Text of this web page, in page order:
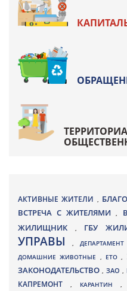
АКТИВНЫЕ ЖИТЕЛИ ,
ВСТРЕЧА С ЖИТЕЛЯМИ,
ЖИЛИЩНИК
, ГБУ
УПРАВЫ,
ДОМАШНИЕ ЖИВОТНЫЕ , ЕТО,
ЗАКОНОДАТЕЛЬСТВО , ЗАО ,
КАПРЕМОНТ , КАРАНТИН ,